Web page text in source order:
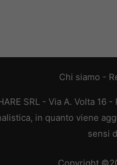
Chi siamo -
SRL - Via A. Volta 16
in quanto viene
sensi